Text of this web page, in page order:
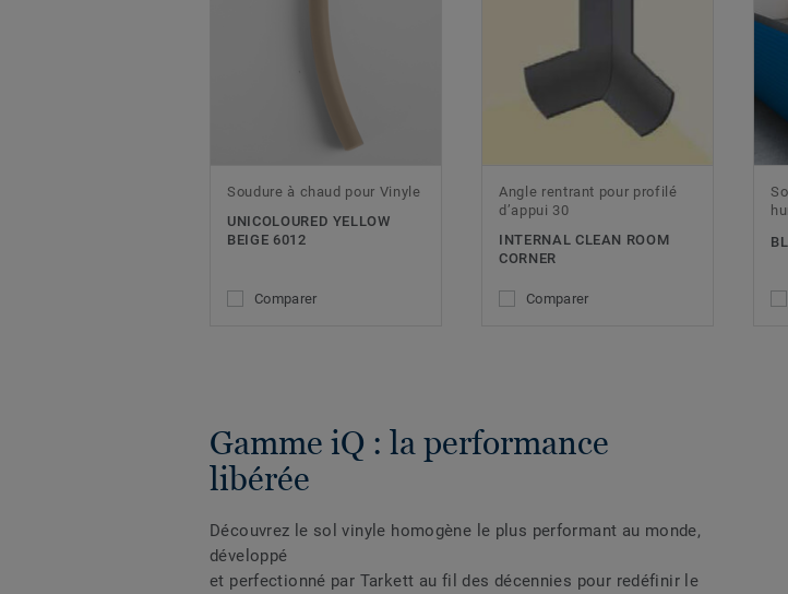
Soudure à chaud pour Vinyle
UNICOLOURED YELLOW
BEIGE 6012
Comparer
Angle rentrant pour profilé
d’appui 30
INTERNAL CLEAN ROOM
CORNER
Comparer
Gamme iQ : la performance
libérée
Découvrez le sol vinyle homogène le plus performant au monde,
développé
et perfectionné par Tarkett au fil des décennies pour redéfinir le